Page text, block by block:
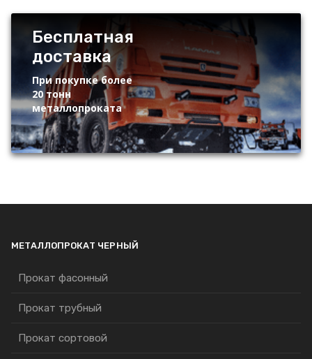
Бесплатная
доставка
При покупке более
20 тонн
металлопроката
МЕТАЛЛОПРОКАТ ЧЕРНЫЙ
Прокат фасонный
Прокат трубный
Прокат сортовой